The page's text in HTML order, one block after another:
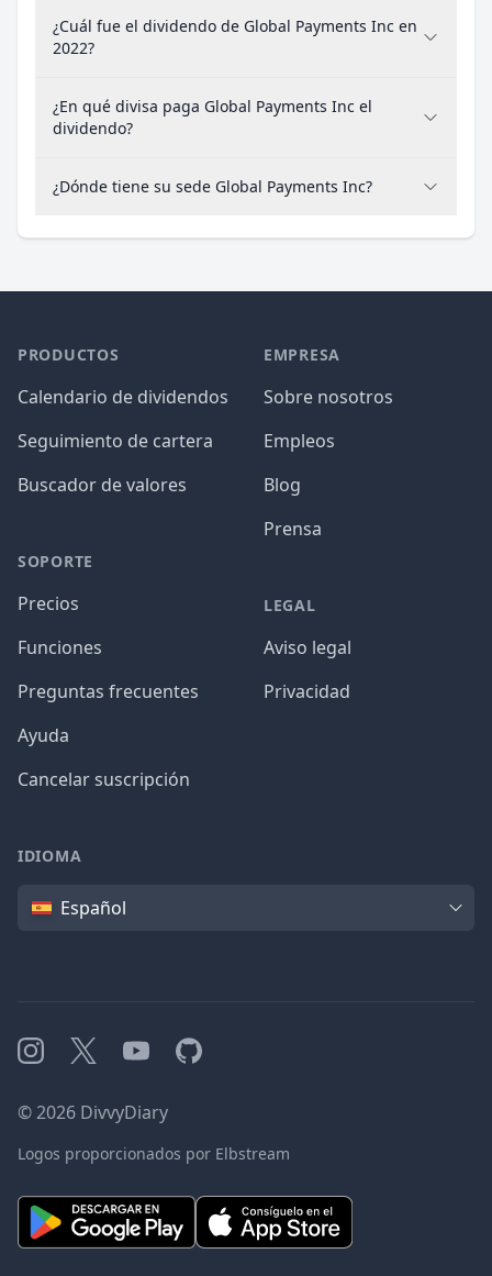
¿Cuál fue el dividendo de Global Payments Inc en
2022?
¿En qué divisa paga Global Payments Inc el
dividendo?
¿Dónde tiene su sede Global Payments Inc?
PRODUCTOS
Calendario de dividendos
Seguimiento de cartera
Buscador de valores
SOPORTE
Precios
Funciones
Preguntas frecuentes
Ayuda
Cancelar suscripción
EMPRESA
Sobre nosotros
Empleos
Blog
Prensa
LEGAL
Aviso legal
Privacidad
IDIOMA
IdiomaEspañol
Instagram
X YouTubeGitHub
©2026 DivvyDiary
Logos proporcionados por Elbstream